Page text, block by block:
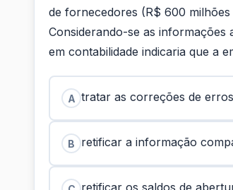
de fornecedores (R$ 600
Considerando-se as informações
em contabilidade indicaria que a
A tratar as correções de
B retificar a informação
retificar os saldos de